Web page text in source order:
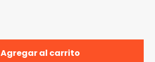
Agregar al carrito